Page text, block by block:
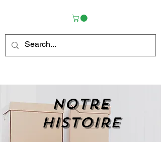
Notre
histoire